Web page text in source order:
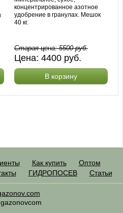
концентрированное азотное
удобрение в гранулах. Мешок
40 кг.
Старая цена:5500руб.
Цена: 4400 руб.
В корзину
Как купить
Оптом
ГИДРОПОСЕВ Статьи